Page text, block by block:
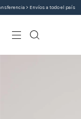
> Envíos a todo el país